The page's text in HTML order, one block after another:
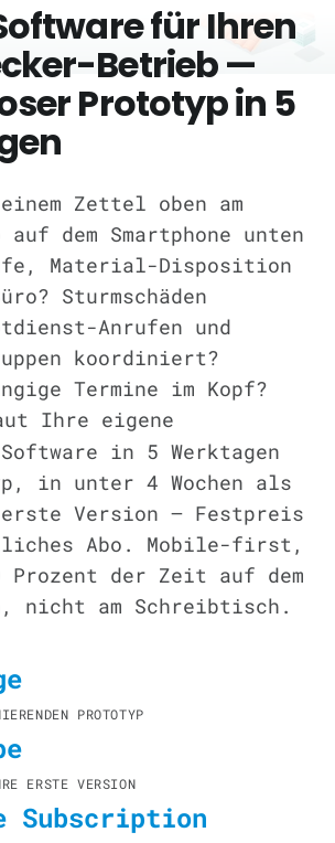
für Ihren
Betrieb —
Prototyp in 5
Zettel oben am
dem Smartphone unten
Material-Disposition
Sturmschäden
Anrufen und
koordiniert?
Termine im Kopf?
Ihre eigene
Software in 5 Werktagen
in unter 4 Wochen als
Version — Festpreis
Abo. Mobile-first,
der Zeit auf dem
nicht am Schreibtisch.
PROTOTYP
ERSTE VERSION
Subscription